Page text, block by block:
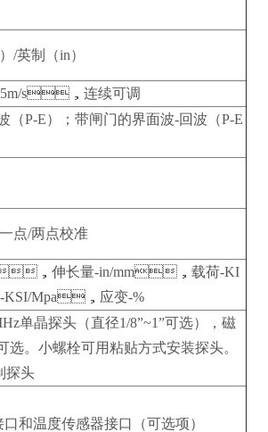
/英制（in）
s，连续可调
（P-E）；带闸门的界面波-回波（P-E
点/两点校准
，伸长量-in/mm，载荷-KI
KSI/Mpa，应变-%
单晶探头（直径1/8”~1”可选），磁
。小螺栓可用粘贴方式安装探头。
探头
和温度传感器接口（可选项）